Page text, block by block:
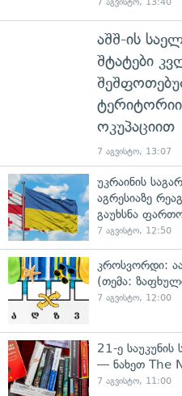
აშშ-ის
შტატები
ოკუპაციით
7 აგვისტო, 13:07
უკრაინის
აგრესიაზე
გაუხსნა
7 აგვისტო, 12:50
კროსვორდი:
(თემა:
7 აგვისტო, 12:00
21-ე
— ნახეთ The
7 აგვისტო, 11:00